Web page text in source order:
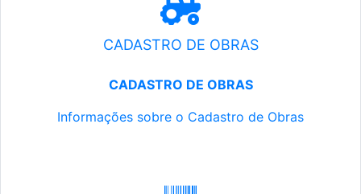
CADASTRO DE OBRAS
CADASTRO DE OBRAS
Informações sobre o Cadastro de Obras